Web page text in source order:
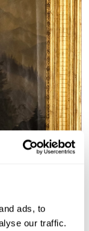
ads, to
our traffic.